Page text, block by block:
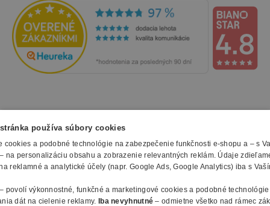
NAKUPOVANIE
Všetko o nákupe
Obchodné podmienky
Spôsoby platby
SLUŽBY
Reklamačný formulár
O FIRME
používa súbory cookies
cookies a podobné technológie na zabezpečenie funkčnosti e-shopu a – s
na personalizáciu obsahu a zobrazenie relevantných reklám. Údaje
reklamné a analytické účely (napr. Google Ads, Google Analytics) iba s
povolí výkonnostné, funkčné a marketingové cookies a podobné
dát na cielenie reklamy.
Iba nevyhnutné – odmietne všetko nad rámec